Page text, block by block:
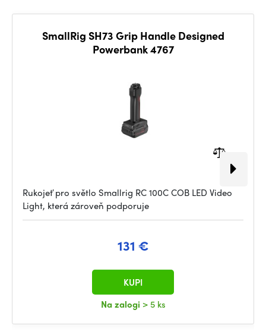
SmallRig SH73 Grip Handle Designed
Powerbank 4767
Rukojeť pro světlo Smallrig RC 100C COB LED Video
Light, která zároveň podporuje
131 €
Na zalogi > 5 ks
KUPI